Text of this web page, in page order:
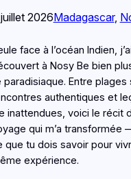
2026Madagascar,
face à l’océan Indien, j’ai
à Nosy Be bien
paradisiaque. Entre
authentiques et
inattendues, voici le récit
qui m’a transformée
que tu dois savoir pour
expérience.